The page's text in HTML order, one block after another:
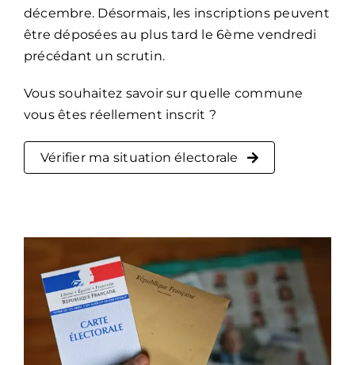
décembre. Désormais, les inscriptions peuvent
être déposées au plus tard le 6ème vendredi
précédant un scrutin.
Vous souhaitez savoir sur quelle commune
vous êtes réellement inscrit ?
Vérifier ma situation électorale